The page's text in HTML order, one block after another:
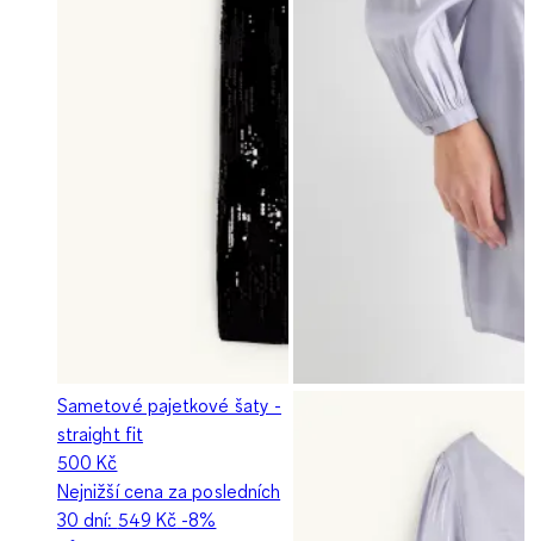
Sametové pajetkové šaty -
straight fit
500 Kč
Nejnižší cena za posledních
30 dní: 549 Kč -8%